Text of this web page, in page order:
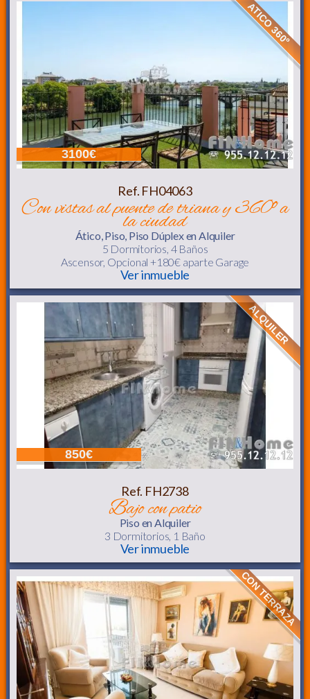
3100€
ATICO 360º
Ref. FH04063
con vistas al puente de triana y 360º a la ciudad
Ático, Piso, Piso Dúplexen Alquiler
5 Dormitorios, 4 Baños
Ascensor, Opcional +180€ aparte Garage
Ver inmueble
850€
ALQUILER
Ref. FH2738
bajo con patio
Piso en Alquiler
3 Dormitorios, 1 Baño
Ver inmueble
CON TERRAZA